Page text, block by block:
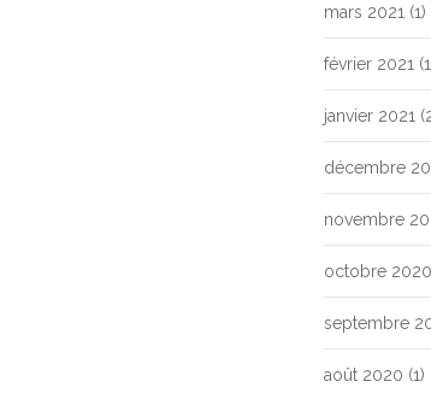
mars 2021 (1)
février 2021
janvier 2021
décembre
novembre
octobre 2020
septembre
août 2020 (1)